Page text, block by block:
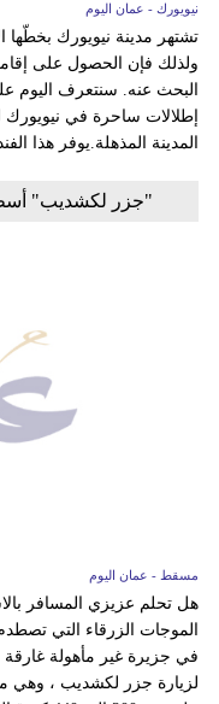
نيويورك - عمان اليوم
تشتهر مدينة نيويورك بخطّها
ولذلك فإن الحصول على
البحث عنه. سنتعرف اليوم
إطلالات ساحرة في نيويورك
المدينة المذهلة.يوفر هذا
"جزر لكشديب"
مسقط - عمان اليوم
هل تحلم عزيزي المسافر
الموجات الزرقاء التي
في جزيرة غير مأهولة غارقة
لزيارة جزر لكشديب ، وهي